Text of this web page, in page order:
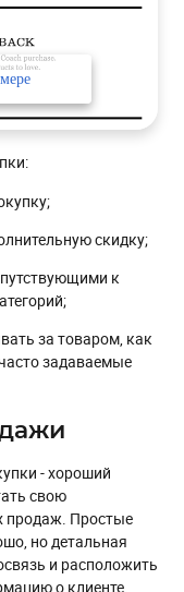
скидку;
к
за товаром, как
задаваемые
- хороший
свою
продаж. Простые
но детальная
и расположить
о клиенте,